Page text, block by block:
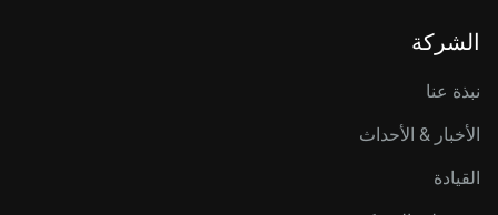
الشركة
نبذة عنا
الأخبار & الأحداث
القيادة